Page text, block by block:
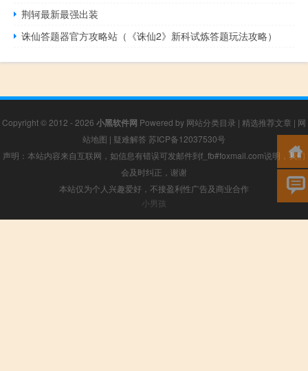
荆轲最新最强出装
诛仙答题器官方攻略站（《诛仙2》新科试炼答题玩法攻略）
Copyright © 2012 - 2026 小黑软件网 Powered by 网站分类目录 | 精选推荐文章 | 网
站地图 | 疑难解答 苏ICP备12037530号
声明：本站内容来自互联网，如信息有错误可发邮件到f_fb#foxmail.com说明，我们
会及时纠正，谢谢
本站仅为个人兴趣爱好，不接盈利性广告及商业合作
小男孩